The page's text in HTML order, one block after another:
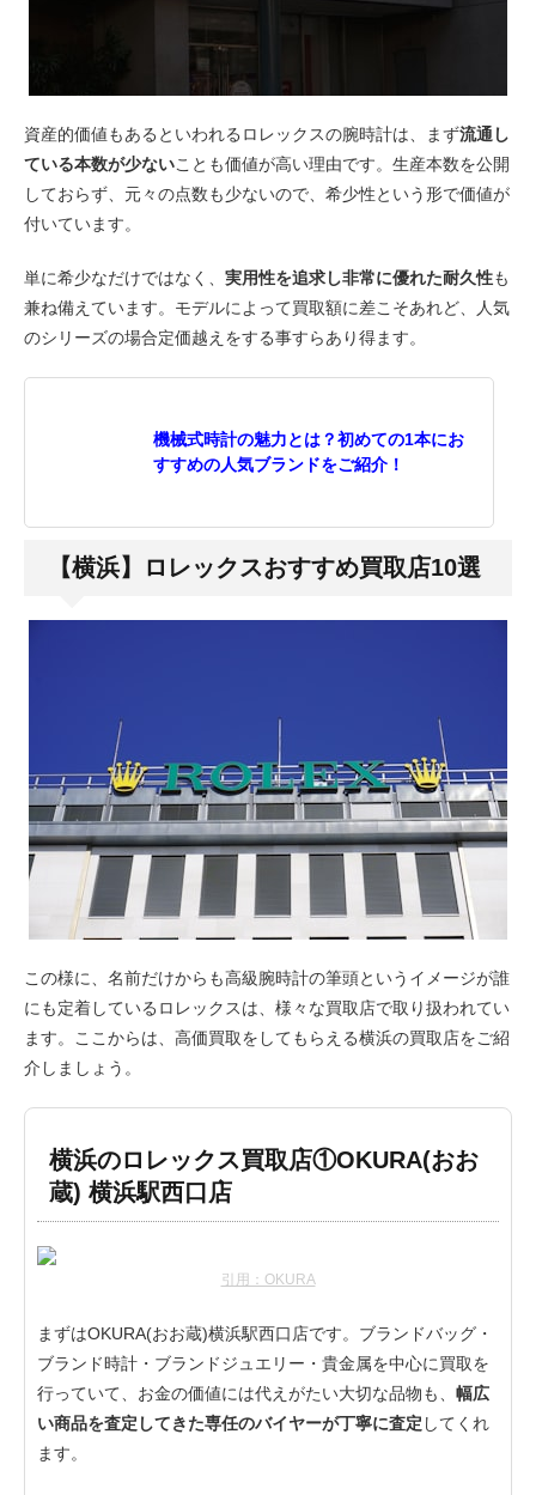
資産的価値もあるといわれるロレックスの腕時計は、まず流通し
ている本数が少ないことも価値が高い理由です。生産本数を公開
しておらず、元々の点数も少ないので、希少性という形で価値が
付いています。
単に希少なだけではなく、 実用性を追求し非常に優れた耐久性も
兼ね備えています。モデルによって買取額に差こそあれど、人気
のシリーズの場合定価越えをする事すらあり得ます。
機械式時計の魅力とは？初めての1本にお
すすめの人気ブランドをご紹介！
【横浜】ロレックスおすすめ買取店10選
この様に、名前だけからも高級腕時計の筆頭というイメージが誰
にも定着しているロレックスは、様々な買取店で取り扱われてい
ます。ここからは、高価買取をしてもらえる横浜の買取店をご紹
介しましょう。
横浜のロレックス買取店①OKURA(おお
蔵) 横浜駅西口店
引用：OKURA
まずはOKURA(おお蔵)横浜駅西口店です。ブランドバッグ・
ブランド時計・ブランドジュエリー・貴金属を中心に買取を
行っていて、お金の価値には代えがたい大切な品物も、 幅広
い商品を査定してきた専任のバイヤーが丁寧に査定 してくれ
ます。